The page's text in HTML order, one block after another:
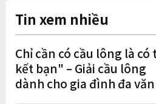
Tin xem nhiều
Chỉ cần có cầu lông là có
kết bạn" – Giải cầu lông
dành cho gia đình đa văn